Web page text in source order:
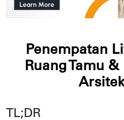
Penempatan
Ruang Tamu
TL;DR